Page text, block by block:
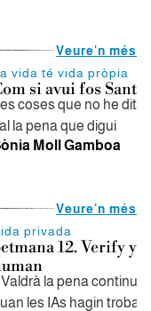
Veure'n més
vida té vida pròpia
si avui fos Sant
coses que no he dit i
la pena que digui
Moll Gamboa
Veure'n més
privada
12. Verify
la pena
les IAs hagin trobat